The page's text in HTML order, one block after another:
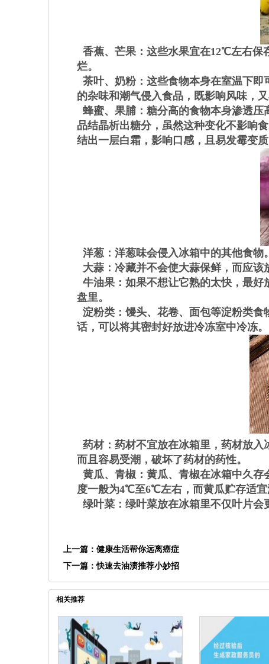
香蕉、芒果：这些水果宜在12℃左右保
烂。
茶叶、奶粉：这些食物本身在室温下
的杂味和潮气侵入食品，既影响风味，又
蜂蜜、果脯：糖分高的食物本身渗透
品结晶析出糖分，虽然这种变化不影响
结出一层白霜，影响口感，且易发霉变质
洋葱：洋葱味会侵入冰箱中的其他食物
大蒜：冷藏并不会使大蒜保鲜，而应该
牛油果：如果不想让它熟的太快，最
盘里。
淀粉类：馒头、花卷、面包等淀粉类
话，可以将其密封好放进冷冻室中冷冻。
药材：药材不宜放在冰箱里，药材放入
而且容易受潮，破坏了药材的药性。
黄瓜、青椒：黄瓜、青椒在冰箱中久
度一般为4℃至6℃左右，而黄瓜贮存适
绿叶菜：绿叶菜放在冰箱里不仅叶片会
上一篇： 健康生活帮你远离癌症
下一篇：快速去油渍推荐小妙招
相关推荐